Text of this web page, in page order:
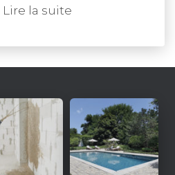
Lire la suite